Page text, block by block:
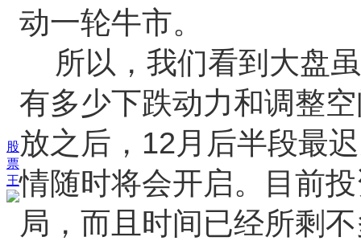
股
票
王
动一轮牛市。
所以，我们看到大盘
有多少下跌动力和调整
放之后，12月后半段最
情随时将会开启。目前
局，而且时间已经所剩